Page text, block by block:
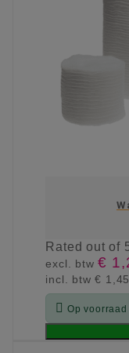
Ratedout of
excl. btw€
incl. btw€ 1,45
 Op